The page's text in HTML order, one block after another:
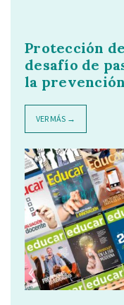
Protección
desafío de
la prevención
VER MÁS →